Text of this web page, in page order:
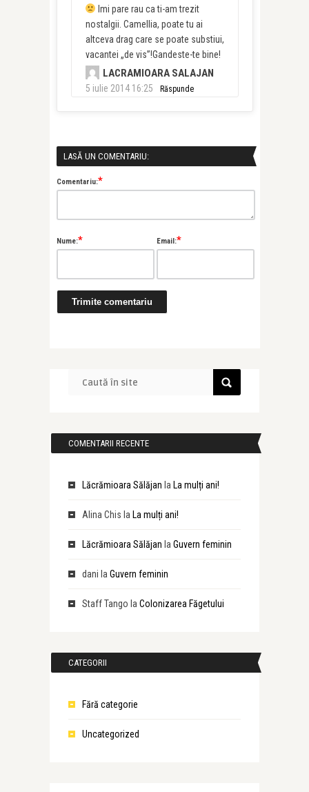
Imi pare rau ca ti-am trezit
nostalgii. Camellia, poate tu ai
altceva drag care se poate substiui,
vacantei „de vis”!Gandeste-te bine!
LACRAMIOARA SALAJAN
5 iulie 2014 16:25 Răspunde
LASĂ UN COMENTARIU:
Comentariu:*
Nume:* Email:*
COMENTARII RECENTE
Lăcrămioara Sălăjan la La mulți ani!
Alina Chis la La mulți ani!
Lăcrămioara Sălăjan la Guvern feminin
dani la Guvern feminin
Staff Tango la Colonizarea Făgetului
CATEGORII
Fără categorie
Uncategorized